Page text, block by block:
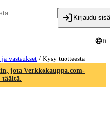
Kirjaudu
fi
vastaukset / Kysy tuotteesta
jota Verkkokauppa.com-
täältä.